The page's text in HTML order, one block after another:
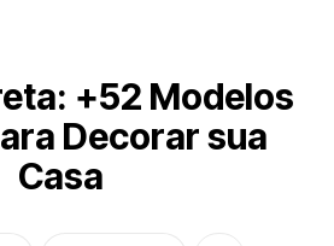
+52 Modelos
Decorar sua
Casa